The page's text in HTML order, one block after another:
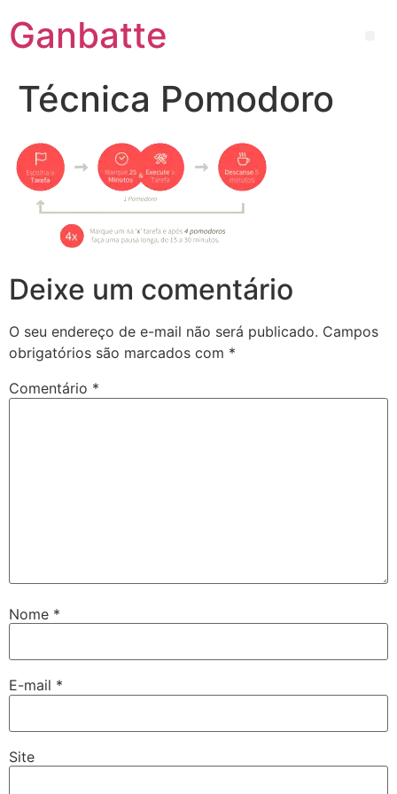
Ganbatte
Técnica Pomodoro
Deixe um comentário
O seu endereço de e-mail não será publicado. Campos
obrigatórios são marcados com *
Comentário *
Nome *
E-mail *
Site